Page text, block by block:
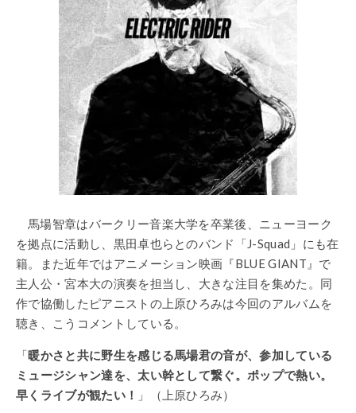
馬場智章はバークリー音楽大学を卒業後、ニューヨーク
を拠点に活動し、黒田卓也らとのバンド「J-Squad」にも在
籍。また近年ではアニメーション映画『BLUE GIANT』で
主人公・宮本大の演奏を担当し、大きな注目を集めた。同
作で協働したピアニストの上原ひろみは今回のアルバムを
聴き、こうコメントしている。
「暖かさと共に野生を感じる馬場君の音が、参加している
ミュージシャン達を、太い幹として繋ぐ。ポップで熱い。
早くライブが観たい！
」（上原ひろみ）